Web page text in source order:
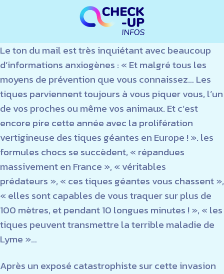
Le ton du mail est très inquiétant avec beaucoup
d’informations anxiogènes : « Et malgré tous les
moyens de prévention que vous connaissez… Les
tiques parviennent toujours à vous piquer vous, l’un
de vos proches ou même vos animaux. Et c’est
encore pire cette année avec la prolifération
vertigineuse des tiques géantes en Europe ! ». les
formules chocs se succèdent, « répandues
massivement en France », « véritables
prédateurs », « ces tiques géantes vous chassent »,
« elles sont capables de vous traquer sur plus de
100 mètres, et pendant 10 longues minutes ! », « les
tiques peuvent transmettre la terrible maladie de
Lyme »…
Après un exposé catastrophiste sur cette invasion